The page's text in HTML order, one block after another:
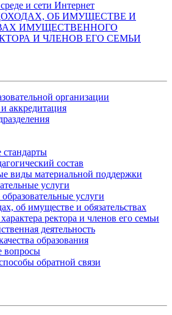
и сети Интернет
ОБ ИМУЩЕСТВЕ И
ИМУЩЕСТВЕННОГО
И ЧЛЕНОВ ЕГО СЕМЬИ
организации
аккредитация
стандарты
состав
виды материальной поддержки
услуги
услуги
об имуществе и обязательствах
ректора и членов его семьи
деятельность
образования
вопросы
обратной связи